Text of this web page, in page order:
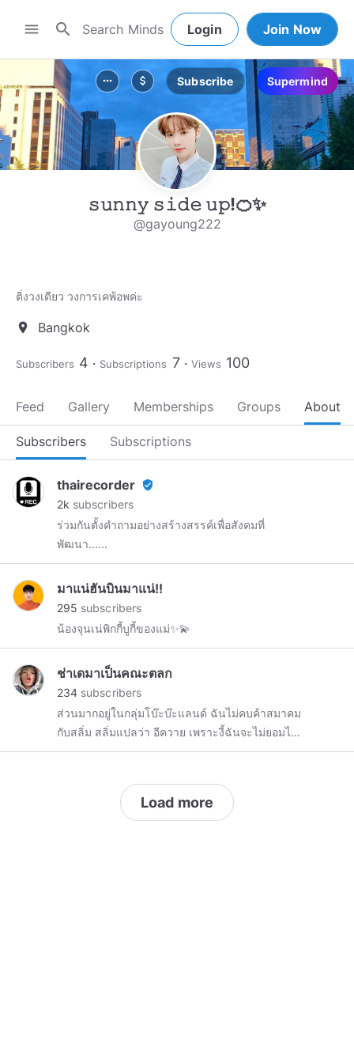
menu search Login Join Now
more_horiz attach_money Subscribe Supermind
𝚜𝚞𝚗𝚗𝚢 𝚜𝚒𝚍𝚎 𝚞𝚙!🍊✨
@gayoung222
ติ่งวงเดียว วงการเคพ้อพค่ะ
location_on Bangkok
Subscribers 4 Subscriptions 7 Views 100
Feed Gallery Memberships Groups About
Subscribers Subscriptions
thairecorder verified_user
2k subscribers
ร่วมกันตั้งคำถามอย่างสร้างสรรค์เพื่อสังคมที่
พัฒนา......
มาแน่ฮันบินมาแน่!!
295 subscribers
น้องจุนเน่พิกกี้บูกี้ของแม่✨💫
ช่าเดมาเป็นคณะตลก
234 subscribers
ส่วนมากอยู่ในกลุ่มโบ๊ะบ๊ะแลนด์ ฉันไม่คบค้าสมาคม
กับสลิ่ม สลิ่มแปลว่า อีควาย เพราะงี้ฉันจะไม่ยอมไป
เป็นทาสคุณหรอกค่ะ อีเหี้ยตู่
Load more